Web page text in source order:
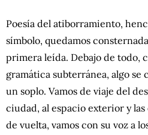
Poesía del atiborramiento,
símbolo, quedamos
primera leída. Debajo de todo,
gramática subterránea, algo se
un soplo. Vamos de viaje del
ciudad, al espacio exterior y las
de vuelta, vamos con su voz a